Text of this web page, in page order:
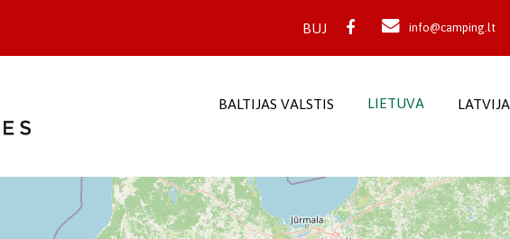
BUJ info@camping.lt
BALTIJAS VALSTIS LIETUVA LATVIJA